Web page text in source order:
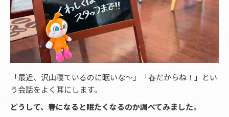
「最近、沢山寝ているのに眠いな～」「春だからね！」とい
う会話をよく耳にします。
どうして、春になると眠たくなるのか調べてみました。